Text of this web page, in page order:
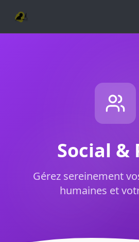
Social &
Gérez sereinement
humaines et